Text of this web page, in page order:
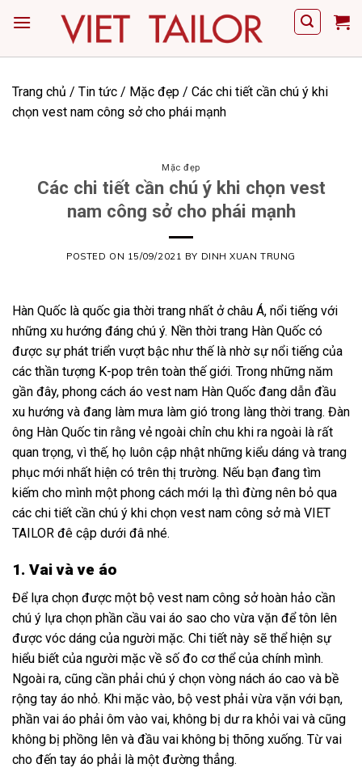
Trang chủ / Tin tức / Mặc đẹp / Các chi tiết cần chú ý khi
chọn vest nam công sở cho phái mạnh
Mặc đẹp
Các chi tiết cần chú ý khi chọn vest
nam công sở cho phái mạnh
POSTED ON 15/09/2021 BY DINH XUAN TRUNG
Hàn Quốc là quốc gia thời trang nhất ở châu Á, nổi tiếng với
những xu hướng đáng chú ý. Nền thời trang Hàn Quốc có
được sự phát triển vượt bậc như thế là nhờ sự nổi tiếng của
các thần tượng K-pop trên toàn thế giới. Trong những năm
gần đây, phong cách áo vest nam Hàn Quốc đang dẫn đầu
xu hướng và đang làm mưa làm gió trong làng thời trang. Đàn
ông Hàn Quốc tin rằng vẻ ngoài chỉn chu khi ra ngoài là rất
quan trọng, vì thế, họ luôn cập nhật những kiểu dáng và trang
phục mới nhất hiện có trên thị trường. Nếu bạn đang tìm
kiếm cho mình một phong cách mới lạ thì đừng nên bỏ qua
các chi tiết cần chú ý khi chọn vest nam công sở mà VIET
TAILOR đê cập dưới đâ nhé.
1. Vai và ve áo
Để lựa chọn được một bộ vest nam công sở hoàn hảo cần
chú ý lựa chọn phần cầu vai áo sao cho vừa vặn để tôn lên
được vóc dáng của người mặc. Chi tiết này sẽ thể hiện sự
hiểu biết của người mặc về số đo cơ thể của chính mình.
Ngoài ra, cũng cần phải chú ý chọn vòng nách áo cao và bề
rộng tay áo nhỏ. Khi mặc vào, bộ vest phải vừa vặn với bạn,
phần vai áo phải ôm vào vai, không bị dư ra khỏi vai và cũng
không bị phồng lên và đầu vai không bị thõng xuống. Từ vai
cho đến tay áo phải là một đường thẳng.